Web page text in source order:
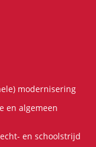
modernisering
en algemeen
en schoolstrijd